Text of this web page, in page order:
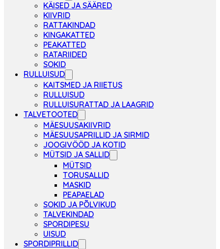
KÄISED JA SÄÄRED
KIIVRID
RATTAKINDAD
KINGAKATTED
PEAKATTED
RATARIIDED
SOKID
RULLUISUD
KAITSMED JA RIIETUS
RULLUISUD
RULLUISURATTAD JA LAAGRID
TALVETOOTED
MÄESUUSAKIIVRID
MÄESUUSAPRILLID JA SIRMID
JOOGIVÖÖD JA KOTID
MÜTSID JA SALLID
MÜTSID
TORUSALLID
MASKID
PEAPAELAD
SOKID JA PÕLVIKUD
TALVEKINDAD
SPORDIPESU
UISUD
SPORDIPRILLID